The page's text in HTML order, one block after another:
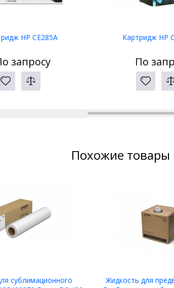
HP CE285A
запросу
Картридж HP
По
Похожие товары
сублимационного
Жидкость для